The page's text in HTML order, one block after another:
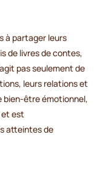
à partager leurs
de livres de contes,
pas seulement de
leurs relations et
bien-être émotionnel,
et est
atteintes de